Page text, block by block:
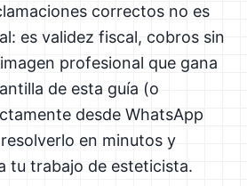
correctos no es
es validez fiscal, cobros sin
profesional que gana
de esta guía (o
desde WhatsApp
en minutos y
tu trabajo de esteticista.